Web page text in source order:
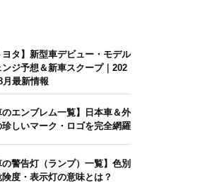
ヨタ】新型車デビュー・モデル
ンジ予想＆新車スクープ｜202
月最新情報
のエンブレム一覧】日本車＆外
珍しいマーク・ロゴを完全網羅
の警告灯（ランプ）一覧】色別
度・表示灯の意味とは？